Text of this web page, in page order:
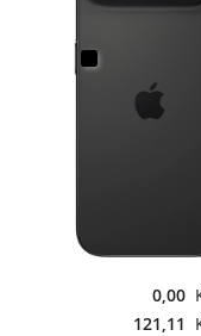
0,00
121,11